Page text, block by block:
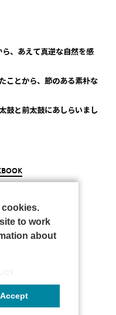
ら、あえて真逆な自然を感
ことから、節のある素朴な
鼓と前太鼓にあしらいまし
reserved.
cookies.
to work
about
Accept